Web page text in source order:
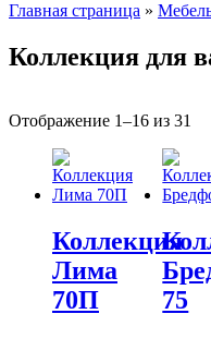
Главная страница »
Коллекция для
Отображение 1–16 из 31
Коллекция
Лима
70П
75